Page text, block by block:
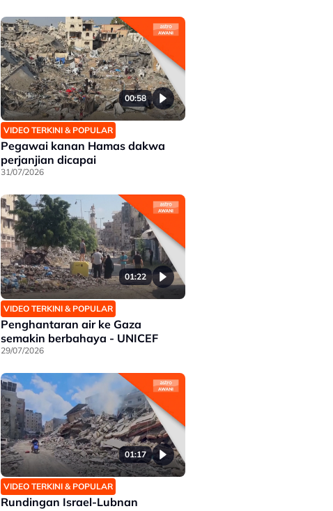
00:58
VIDEO TERKINI & POPULAR
Pegawai kanan Hamas dakwa
perjanjian dicapai
31/07/2026
01:22
VIDEO TERKINI & POPULAR
Penghantaran air ke Gaza
semakin berbahaya - UNICEF
29/07/2026
01:17
VIDEO TERKINI & POPULAR
Rundingan Israel-Lubnan